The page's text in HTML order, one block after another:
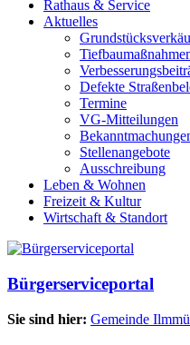
Rathaus & Service
Aktuelles
Defekte
Termine
VG-Mitteilungen
Stellenangebote
Ausschreibung
Leben & Wohnen
Freizeit & Kultur
Wirtschaft & Standort
Bürgerserviceportal
Sie sind hier: Gemeinde